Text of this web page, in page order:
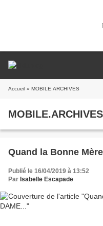
Accueil » MOBILE.ARCHIVES
MOBILE.ARCHIVES
Quand la Bonne
Publié le 16/04/2019 à 13:52
Par Isabelle Escapade